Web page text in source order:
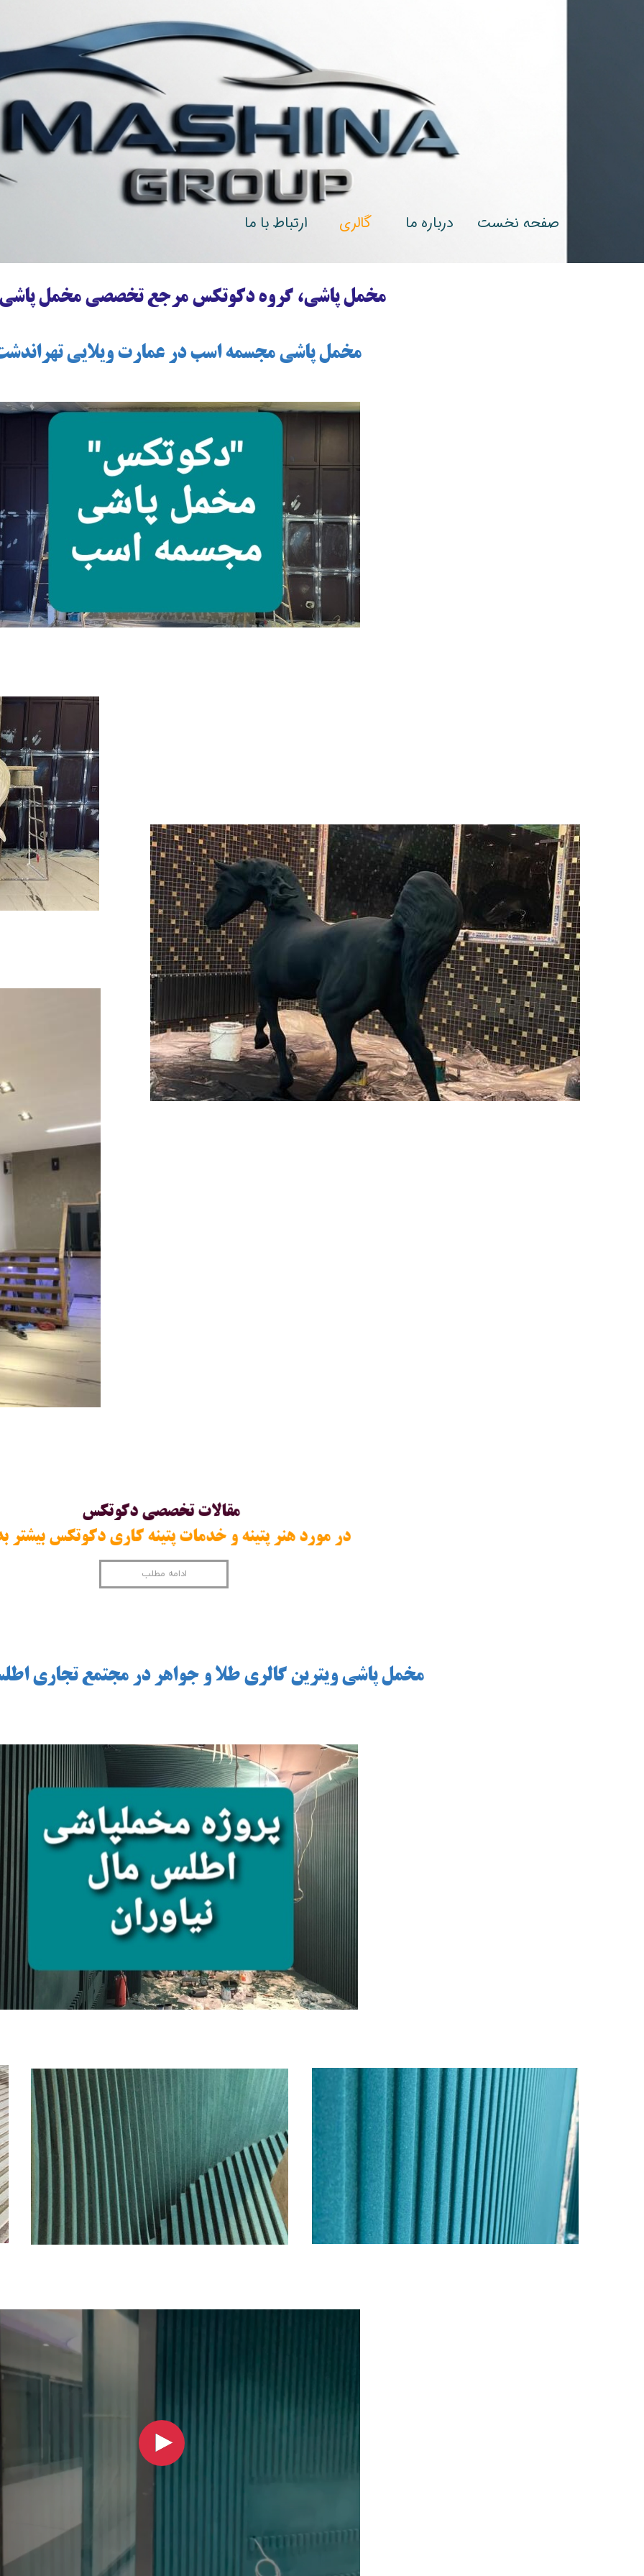
صفحه نخست درباره‌ ما گالری ارتباط با ما
مخمل پاشی، گروه دکوتکس مرجع تخصصی مخمل پاشی
مخمل پاشی مجسمه اسب در عمارت ویلایی
مقالات تخصصي دكوتكس
​​​​​​​در مورد هنر پتينه و خدمات پتينه كاري دکوتکس بيشتر
ادامه مطلب
مخمل پاشی ویترین گالری طلا و جواهر در مجتمع تجاری